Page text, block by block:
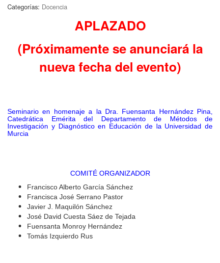
Categorías: Docencia
APLAZADO
(Próximamente se anunciará la
nueva fecha del evento)
Seminario en homenaje a la Dra. Fuensanta Hernández Pina,
Catedrática Emérita del Departamento de Métodos de
Investigación y Diagnóstico en Educación de la Universidad de
Murcia
COMITÉ ORGANIZADOR
Francisco Alberto García Sánchez
Francisca José Serrano Pastor
Javier J. Maquilón Sánchez
José David Cuesta Sáez de Tejada
Fuensanta Monroy Hernández
Tomás Izquierdo Rus